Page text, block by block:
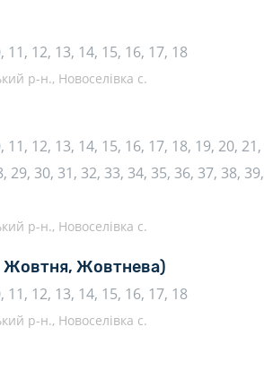
11, 12, 13, 14, 15, 16, 17, 18
р-н., Новоселівка с.
11, 12, 13, 14, 15, 16, 17, 18, 19, 20, 21,
29, 30, 31, 32, 33, 34, 35, 36, 37, 38, 39,
р-н., Новоселівка с.
Жовтня, Жовтнева)
11, 12, 13, 14, 15, 16, 17, 18
р-н., Новоселівка с.